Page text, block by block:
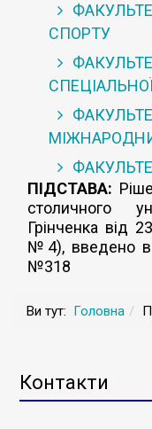
СПОРТУ
ПІДСТАВА:
столичного
Грінченка від
№4), введено в
№318
Ви тут: Головна
Контакти